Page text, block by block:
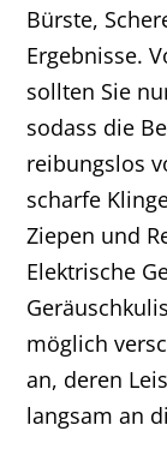
Bürste,
Ergebnisse.
sollten Sie
sodass die
reibungslos
scharfe
Ziepen und
Elektrische
möglich
an, deren
langsam an